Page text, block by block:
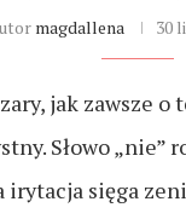
magdallena 30
jak zawsze o
Słowo „nie”
irytacja sięga